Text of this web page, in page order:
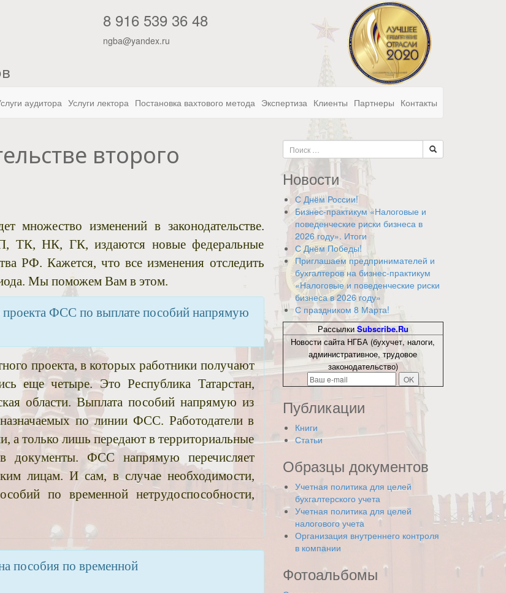
8 916 539 36 48
ngba@yandex.ru
аудитора Услуги лектора Постановка вахтового метода Экспертиза Клиенты Партнеры Контакты
второго
изменений в законодательстве.
ТК, НК, ГК, издаются новые федеральные
РФ. Кажется, что все изменения отследить
Мы поможем Вам в этом.
проекта ФСС по выплате пособий напрямую
проекта, в которых работники получают
еще четыре. Это Республика Татарстан,
области. Выплата пособий напрямую из
по линии ФСС. Работодатели в
а только лишь передают в территориальные
документы. ФСС напрямую перечисляет
лицам. И сам, в случае необходимости,
по временной нетрудоспособности,
пособия по временной
Новости
С Днём России!
Бизнес-практикум «Налоговые и
поведенческие риски бизнеса в
2026 году». Итоги
С Днём Победы!
Приглашаем предпринимателей и
бухгалтеров на бизнес-практикум
«Налоговые и поведенческие риски
бизнеса в 2026 году»
С праздником 8 Марта!
РассылкиSubscribe.Ru
Новости сайта НГБА (бухучет, налоги,
административное, трудовое
законодательство)
Публикации
Книги
Статьи
Образцы документов
Учетная политика для целей
бухгалтерского учета
Учетная политика для целей
налогового учета
Организация внутреннего контроля
в компании
Фотоальбомы